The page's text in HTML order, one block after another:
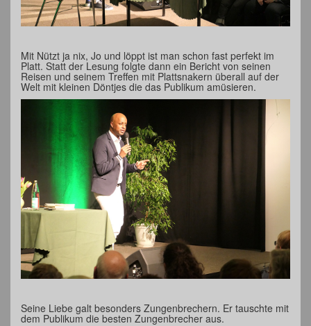
Mit Nützt ja nix, Jo und löppt ist man schon fast perfekt im
Platt. Statt der Lesung folgte dann ein Bericht von seinen
Reisen und seinem Treffen mit Plattsnakern überall auf der
Welt mit kleinen Döntjes die das Publikum amüsieren.
Seine Liebe galt besonders Zungenbrechern. Er tauschte mit
dem Publikum die besten Zungenbrecher aus.